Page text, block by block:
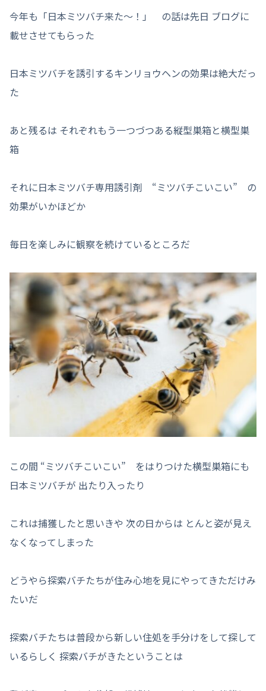
今年も「日本ミツバチ来た～！」 の話は先日 ブログに
載せさせてもらった
日本ミツバチを誘引するキンリョウヘンの効果は絶大だっ
た
あと残るは それぞれもう一つづつある縦型巣箱と横型巣
箱
それに日本ミツバチ専用誘引剤 “ミツバチこいこい” の
効果がいかほどか
毎日を楽しみに観察を続けているところだ
この間 “ミツバチこいこい” をはりつけた横型巣箱にも
日本ミツバチが 出たり入ったり
これは捕獲したと思いきや 次の日からは とんと姿が見え
なくなってしまった
どうやら探索バチたちが住み心地を見にやってきただけみ
たいだ
探索バチたちは普段から新しい住処を手分けをして探して
いるらしく 探索バチがきたということは